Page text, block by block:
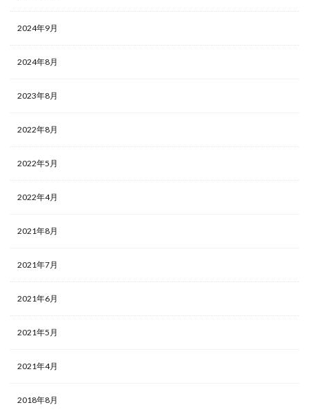
2024年9月
2024年8月
2023年8月
2022年8月
2022年5月
2022年4月
2021年8月
2021年7月
2021年6月
2021年5月
2021年4月
2018年8月